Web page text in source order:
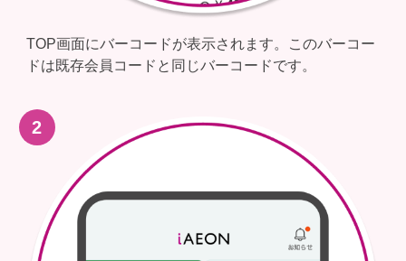
TOP画面にバーコードが表示されます。このバーコー
ドは既存会員コードと同じバーコードです。​
2